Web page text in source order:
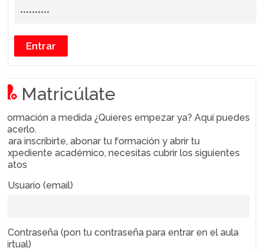
Matricúlate
Formación a medida ¿Quieres empezar ya? Aquí puedes
hacerlo.
Para inscribirte, abonar tu formación y abrir tu
expediente académico, necesitas cubrir los siguientes
datos
* Usuario (email)
* Contraseña (pon tu contraseña para entrar en el aula
virtual)